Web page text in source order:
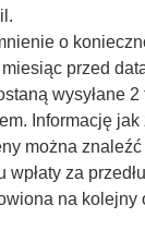
o
przed
wysyłane
Informację
można znaleźć
wpłaty za
na kolejny